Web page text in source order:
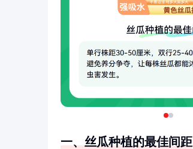
一、丝瓜种植的最佳间距